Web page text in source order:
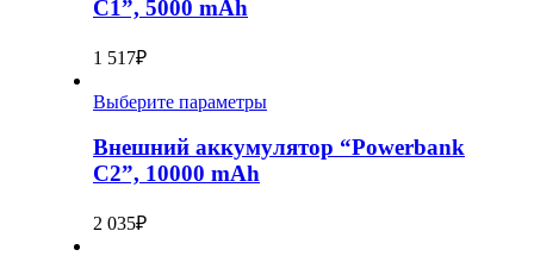
C1”, 5000 mAh
1 517₽
Выберите параметры
Внешний аккумулятор “Powerbank
C2”, 10000 mAh
2 035₽